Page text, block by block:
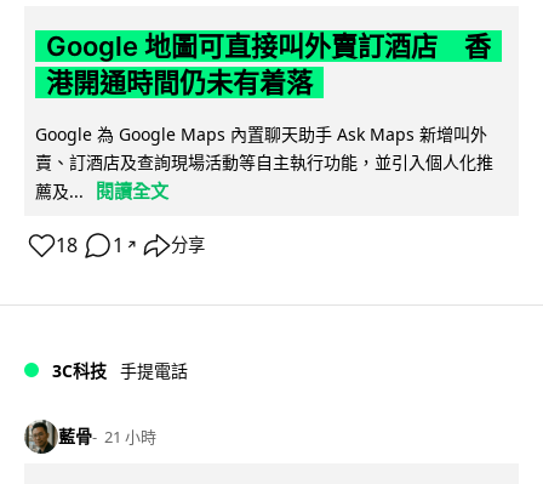
Google 地圖可直接叫外賣訂酒店 香
港開通時間仍未有着落
Google 為 Google Maps 內置聊天助手 Ask Maps 新增叫外
賣、訂酒店及查詢現場活動等自主執行功能，並引入個人化推
薦及...
閱讀全文
18 1 ↗ 分享
3C科技 手提電話
藍骨 21 小時